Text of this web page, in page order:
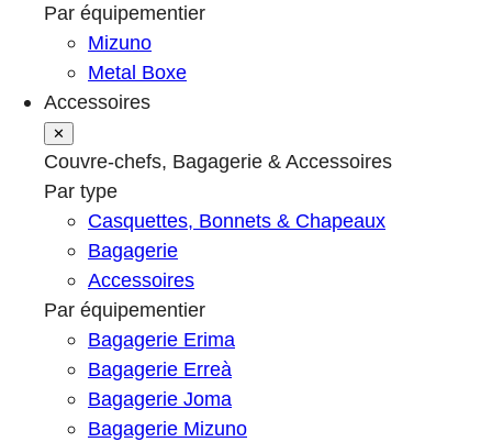
Par équipementier
Mizuno
Metal Boxe
Accessoires
✕
Couvre-chefs, Bagagerie & Accessoires
Par type
Casquettes, Bonnets & Chapeaux
Bagagerie
Accessoires
Par équipementier
Bagagerie Erima
Bagagerie Erreà
Bagagerie Joma
Bagagerie Mizuno